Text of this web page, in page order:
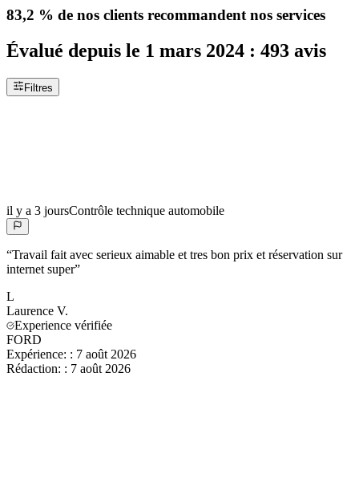
83,2 % de nos clients recommandent nos services
Évalué depuis le 1 mars 2024 : 493 avis
Filtres
il y a 3 joursContrôle technique automobile
“Travail fait avec serieux aimable et tres bon prix et réservation sur
internet super”
L
Laurence V.
Experience vérifiée
FORD
Expérience: : 7 août 2026
Rédaction: : 7 août 2026